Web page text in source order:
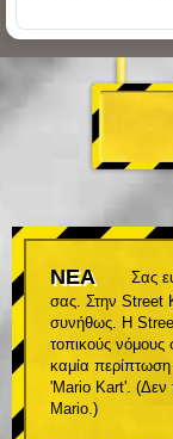
ΝΕΑ
Σας
σας. Στην Street
συνήθως. Η
τοπικούς
καμία
'Mario Kart'. (Δεν
Mario.)